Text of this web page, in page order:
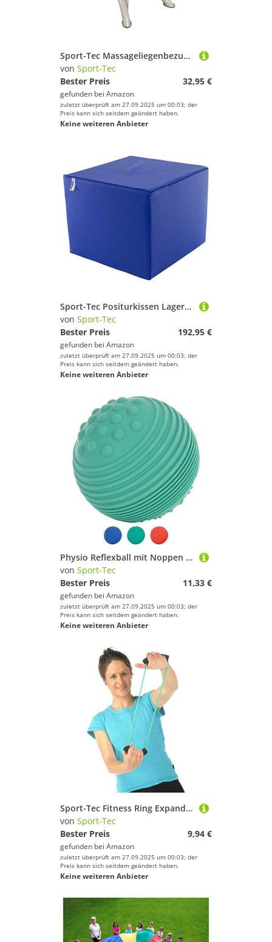
Tauchen & Schnorcheln
Turnen & Gymnastik
Volleyball
Sport-Tec Massageliegenbezug, 200x85 cm
von Sport-Tec
Bester Preis
32,95 €
gefunden bei Amazon
zuletzt überprüft am 27.09.2025 um 00:03; der
Preis kann sich seitdem geändert haben.
Keine weiteren Anbieter
Sport-Tec Positurkissen Lagerungswürfel Bandscheibenwürfel mit festem Kern, 50x50x40 cm
von Sport-Tec
Bester Preis
192,95 €
gefunden bei Amazon
zuletzt überprüft am 27.09.2025 um 00:03; der
Preis kann sich seitdem geändert haben.
Keine weiteren Anbieter
Physio Reflexball mit Noppen Massageball Motorik Training Entspannung, 7 cm
von Sport-Tec
Bester Preis
11,33 €
gefunden bei Amazon
zuletzt überprüft am 27.09.2025 um 00:03; der
Preis kann sich seitdem geändert haben.
Keine weiteren Anbieter
Sport-Tec Fitness Ring Expander Fitness Tube Gymnastikband Body Toner Mittel, Grün
von Sport-Tec
Bester Preis
9,94 €
gefunden bei Amazon
zuletzt überprüft am 27.09.2025 um 00:03; der
Preis kann sich seitdem geändert haben.
Keine weiteren Anbieter